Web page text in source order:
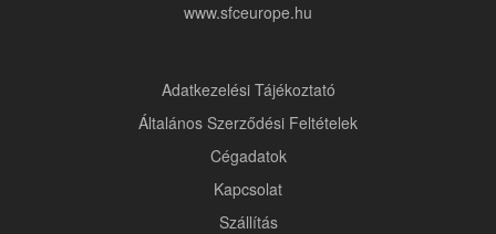
www.sfceurope.hu
Adatkezelési Tájékoztató
Általános Szerződési Feltételek
Cégadatok
Kapcsolat
Szállítás